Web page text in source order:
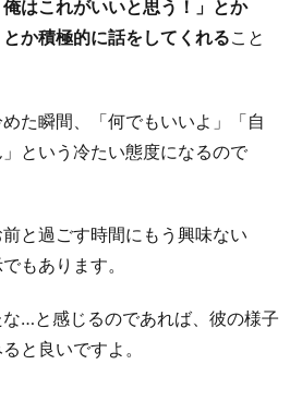
はこれがいいと思う！」とか
とか積極的に話をしてくれること
た瞬間、「何でもいいよ」「自
という冷たい態度になるので
と過ごす時間にもう興味ない
もあります。
…と感じるのであれば、彼の様子
と良いですよ。